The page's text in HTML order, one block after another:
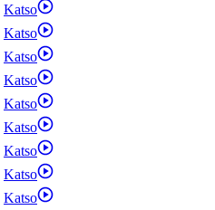
Katso
Katso
Katso
Katso
Katso
Katso
Katso
Katso
Katso